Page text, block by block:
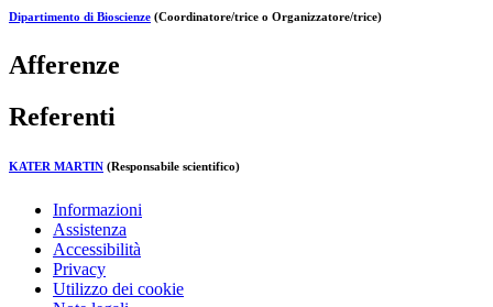
Dipartimento di Bioscienze (Coordinatore/trice o Organizzatore/trice)
Afferenze
Referenti
KATER MARTIN (Responsabile scientifico)
Informazioni
Assistenza
Accessibilità
Privacy
Utilizzo dei cookie